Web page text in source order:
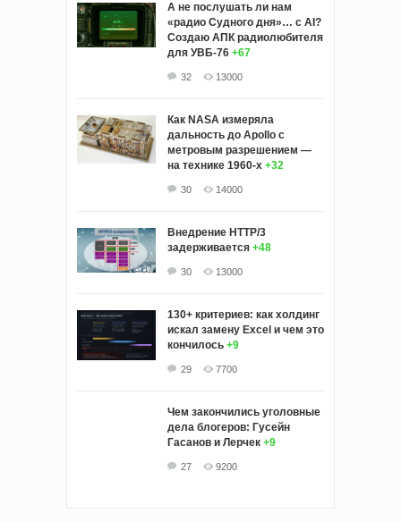
А не послушать ли нам
«радио Судного дня»… с AI?
Создаю АПК радиолюбителя
для УВБ-76 +67
32 13000
Как NASA измеряла
дальность до Apollo с
метровым разрешением —
на технике 1960-х +32
30 14000
Внедрение HTTP/3
задерживается +48
30 13000
130+ критериев: как холдинг
искал замену Excel и чем это
кончилось +9
29 7700
Чем закончились уголовные
дела блогеров: Гусейн
Гасанов и Лерчек +9
27 9200